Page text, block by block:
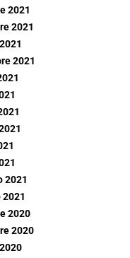
2021
2021
2021
2021
2021
2020
2020